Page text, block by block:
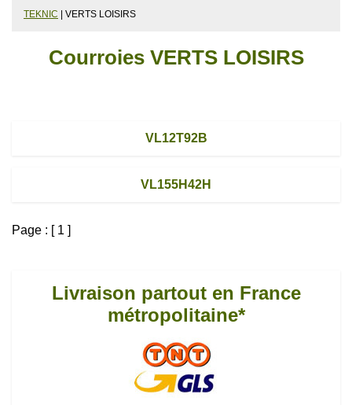
TEKNIC | VERTS LOISIRS
Courroies VERTS LOISIRS
VL12T92B
VL155H42H
Page : [ 1 ]
Livraison partout en France
métropolitaine*